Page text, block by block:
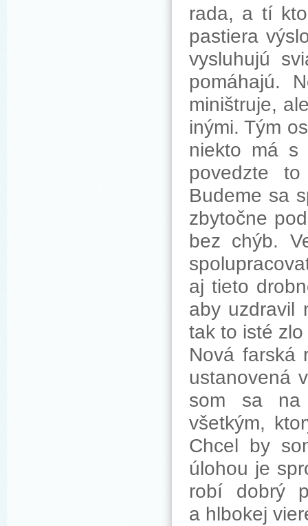
rada, a tí
pastiera
vysluhujú
pomáhajú.
miništruje,
inými. Tým
niekto má s
povedzte
Budeme sa
zbytočne
bez chýb.
aj tieto
aby uzdravil
tak to isté
Nová farská
ustanovená
som sa na
všetkým,
Chcel by
úlohou je
robí dobrý
a hlbokej